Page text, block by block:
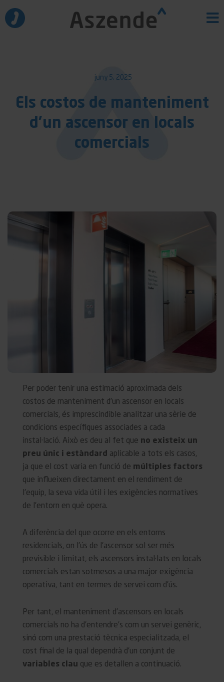
contingut
juny 5, 2025
Els costos de manteniment
d’un ascensor en locals
comercials
Per poder tenir una estimació aproximada dels
costos de manteniment d’un ascensor en locals
comercials, és imprescindible analitzar una sèrie de
condicions específiques associades a cada
instal·lació. Això es deu al fet que no existeix un
preu únic i estàndard aplicable a tots els casos,
ja que el cost varia en funció de múltiples factors
que influeixen directament en el rendiment de
l’equip, la seva vida útil i les exigències normatives
de l’entorn en què opera.
A diferència del que ocorre en els entorns
residencials, on l’ús de l’ascensor sol ser més
previsible i limitat, els ascensors instal·lats en locals
comercials estan sotmesos a una major exigència
operativa, tant en termes de servei com d’ús.
Per tant, el manteniment d’ascensors en locals
comercials no ha d’entendre’s com un servei genèric,
sinó com una prestació tècnica especialitzada, el
cost final de la qual dependrà d’un conjunt de
variables clau que es detallen a continuació.